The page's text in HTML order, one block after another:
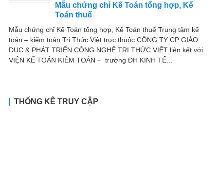
Mẫu chứng chỉ Kế Toán tổng hợp, Kế
Toán thuế
Mẫu chứng chỉ Kế Toán tổng hợp, Kế Toán thuế Trung tâm kế
toán – kiểm toán Tri Thức Việt trực thuộc CÔNG TY CP GIÁO
DỤC & PHÁT TRIỂN CÔNG NGHỆ TRI THỨC VIỆT liên kết với
VIỆN KẾ TOÁN KIỂM TOÁN – trường ĐH KINH TẾ...
THỐNG KÊ TRUY CẬP